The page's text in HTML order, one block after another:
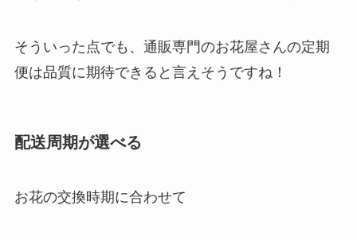
そういった点でも、通販専門のお花屋さんの定期
便は品質に期待できると言えそうですね！
配送周期が選べる
お花の交換時期に合わせて